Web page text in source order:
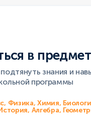
в
знания и
программы
Физика, Химия,
Алгебра,